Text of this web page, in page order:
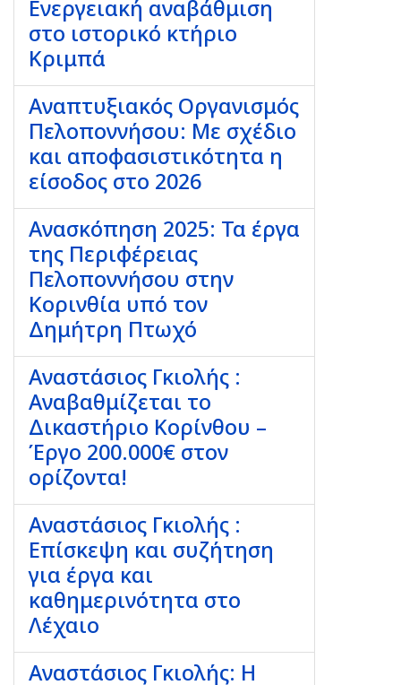
Ενεργειακή αναβάθμιση
στο ιστορικό κτήριο
Κριμπά
Αναπτυξιακός Οργανισμός
Πελοποννήσου: Με σχέδιο
και αποφασιστικότητα η
είσοδος στο 2026
Ανασκόπηση 2025: Τα έργα
της Περιφέρειας
Πελοποννήσου στην
Κορινθία υπό τον
Δημήτρη Πτωχό
Αναστάσιος Γκιολής :
Αναβαθμίζεται το
Δικαστήριο Κορίνθου –
Έργο 200.000€ στον
ορίζοντα!
Αναστάσιος Γκιολής :
Επίσκεψη και συζήτηση
για έργα και
καθημερινότητα στο
Λέχαιο
Αναστάσιος Γκιολής: Η